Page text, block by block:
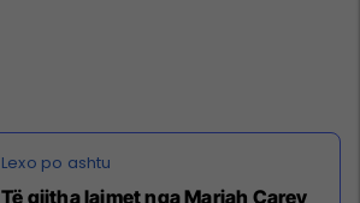
Të gjitha lajmet nga Mariah Carey